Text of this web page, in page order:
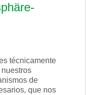
técnicamente
de
que nos